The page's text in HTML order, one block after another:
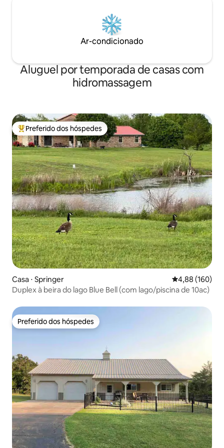
Ar-condicionado
Aluguel por temporada de casas com
hidromassagem
Entre os melhores preferidos dos hóspedes
Preferido dos hóspedes
Casa ⋅ Springer 4,88 de uma
4,88 (160)
Duplex à beira do lago Blue Bell (com lago/piscina de 10ac)
Preferido dos hóspedes
Preferido dos hóspedes